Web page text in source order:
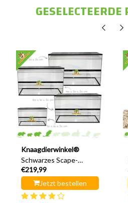
Knaagdierwinkel®
Schwarzes Scape-
Terrarium mit
Schiebetür, Doppelgitter
und hohem Rand
€219,99
Jetzt bestellen